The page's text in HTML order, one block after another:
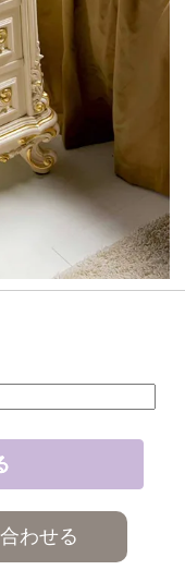
わせる